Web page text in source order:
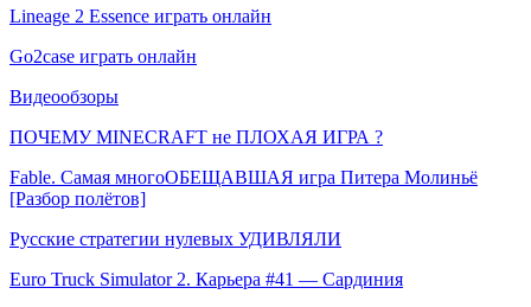
Lineage 2 Essence играть онлайн
Go2case играть онлайн
Видеообзоры
ПОЧЕМУ MINECRAFT не ПЛОХАЯ ИГРА ?
Fable. Самая многоОБЕЩАВШАЯ игра Питера Молиньё
[Разбор полётов]
Русские стратегии нулевых УДИВЛЯЛИ
Euro Truck Simulator 2. Карьера #41 — Сардиния